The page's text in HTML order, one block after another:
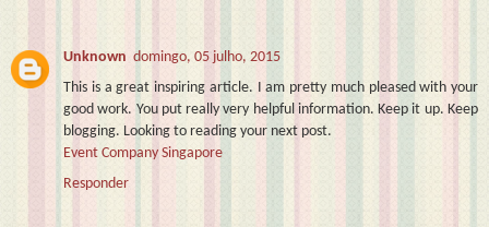
Unknown domingo, 05 julho, 2015
This is a great inspiring article. I am pretty much pleased with your
good work. You put really very helpful information. Keep it up. Keep
blogging. Looking to reading your next post.
Event Company Singapore
Responder